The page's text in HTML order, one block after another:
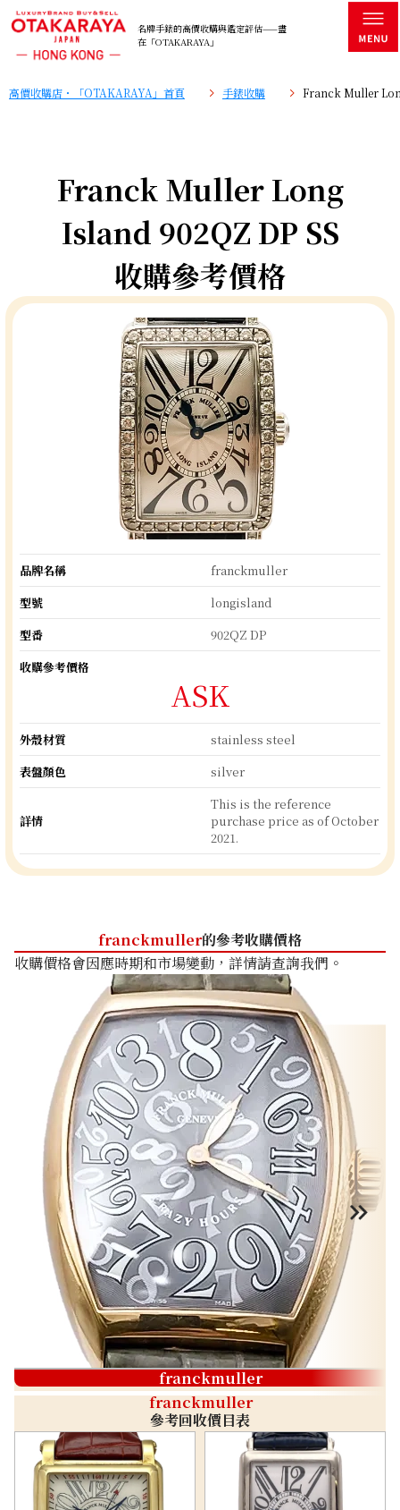
名牌手錶的高價收購與鑑定評估——盡
在「OTAKARAYA」
高價收購店・「OTAKARAYA」首頁 手錶收購 Franck Muller
Franck Muller Long
Island 902QZ DP SS
收購參考價格
品牌名稱
franckmuller
型號
longisland
型番
902QZ DP
收購參考價格
ASK
外殼材質
stainless steel
表盤顏色
silver
詳情
This is the reference
purchase price as of October
2021.
franckmuller的參考收購價格
收購價格會因應時期和市場變動，詳情請查詢我們。
franckmuller
franckmuller
參考回收價目表